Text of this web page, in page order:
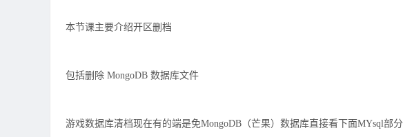
本节课主要介绍开区删档
包括删除 MongoDB 数据库文件
游戏数据库清档现在有的端是免MongoDB（芒果）数据库直接看下面MYsql部分